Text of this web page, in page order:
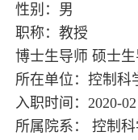
性别：男
职称：教授
博士生导师 硕士
所在单位：控制科
入职时间：2020-02
所属院系： 控制